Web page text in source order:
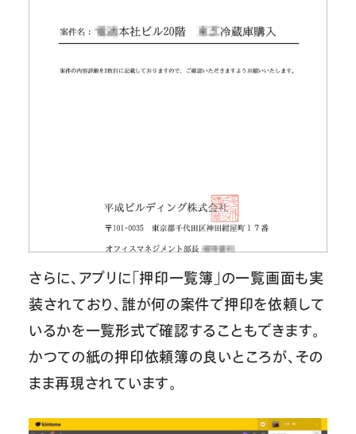
さらに、アプリに「押印一覧簿」の一覧画面も実
装されており、誰が何の案件で押印を依頼して
いるかを一覧形式で確認することもできます。
かつての紙の押印依頼簿の良いところが、その
まま再現されています。